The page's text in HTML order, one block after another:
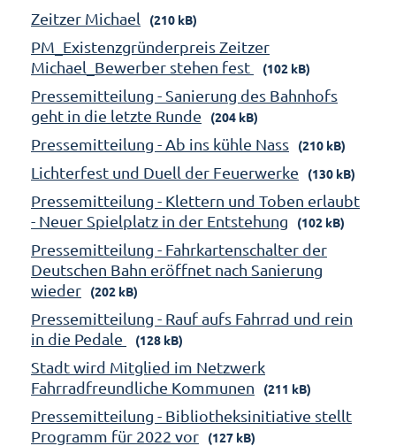
Zeitzer Michael (210 kB)
PM_Existenzgründerpreis Zeitzer
Michael_Bewerber stehen fest
(102 kB)
Pressemitteilung - Sanierung des Bahnhofs
geht in die letzte Runde
(204 kB)
Pressemitteilung - Ab ins kühle Nass (210 kB)
Lichterfest und Duell der Feuerwerke (130 kB)
Pressemitteilung - Klettern und Toben erlaubt
- Neuer Spielplatz in der Entstehung
(102 kB)
Pressemitteilung - Fahrkartenschalter der
Deutschen Bahn eröffnet nach Sanierung
wieder
(202 kB)
Pressemitteilung - Rauf aufs Fahrrad und rein
in die Pedale
(128 kB)
Stadt wird Mitglied im Netzwerk
Fahrradfreundliche Kommunen
(211 kB)
Pressemitteilung - Bibliotheksinitiative stellt
Programm für 2022 vor
(127 kB)